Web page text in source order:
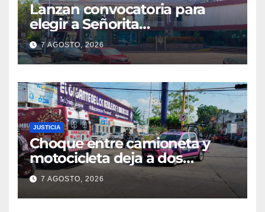
Lanzan convocatoria para
elegir a Señorita
Independencia, Patria y
Libertad 2026
7 AGOSTO, 2026
JUSTICIA
Choque entre camioneta y
motocicleta deja a dos
jóvenes lesionados en la
colonia 27 de Septiembre de
Poza Rica
7 AGOSTO, 2026